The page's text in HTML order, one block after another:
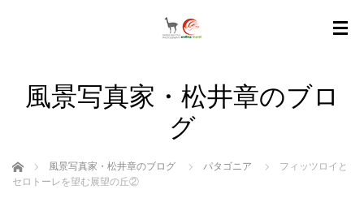
風景写真家・松井章のブロ
グ
ホーム 風景写真家・松井章のブログ パタゴニア
フィッツロイと
セロトーレを望む展望の丘②